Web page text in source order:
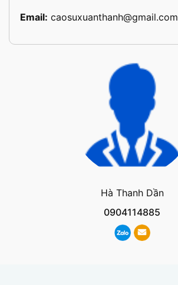
Email: caosuxuanthanh@gmail.com
Hà Thanh Dần
0904114885